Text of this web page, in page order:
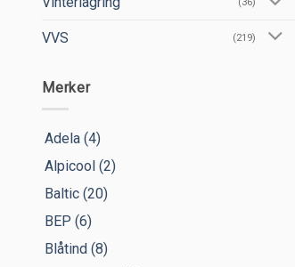
(36)
VVS (219)
Merker
Adela (4)
Alpicool (2)
Baltic (20)
BEP (6)
Blåtind (8)